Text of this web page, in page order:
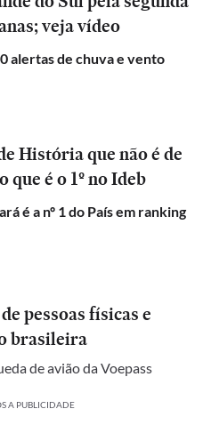
veja vídeo
alertas de chuva e vento
História que não é de
que é o 1º no Ideb
é a nº 1 do País em ranking
pessoas físicas e
brasileira
de avião da Voepass
A PUBLICIDADE